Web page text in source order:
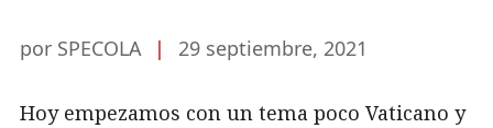
por SPECOLA | 29 septiembre, 2021
Hoy empezamos con un tema poco Vaticano y